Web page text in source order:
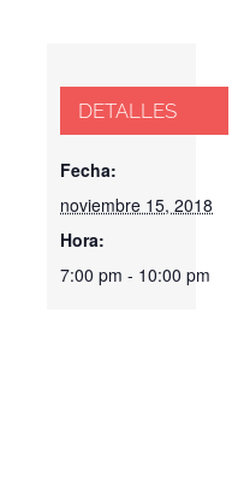
DETALLES
Fecha:
noviembre 15, 2018
Hora:
7:00 pm - 10:00 pm